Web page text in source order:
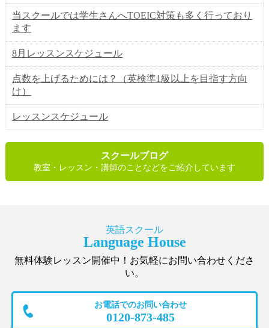
当スクールでは学生さんへTOEIC対策も多く行っており
ます
8月レッスンスケジュール
点数を上げるためには？（英検準1級以上を目指す方向
け）
レッスンスケジュール
スクールブログ
教室・レッスン・講師のことなどをご紹介しています
英語スクール
Language House
無料体験レッスン開催中！お気軽にお問い合わせくださ
い。
お電話でのお問い合わせ
0120-873-485